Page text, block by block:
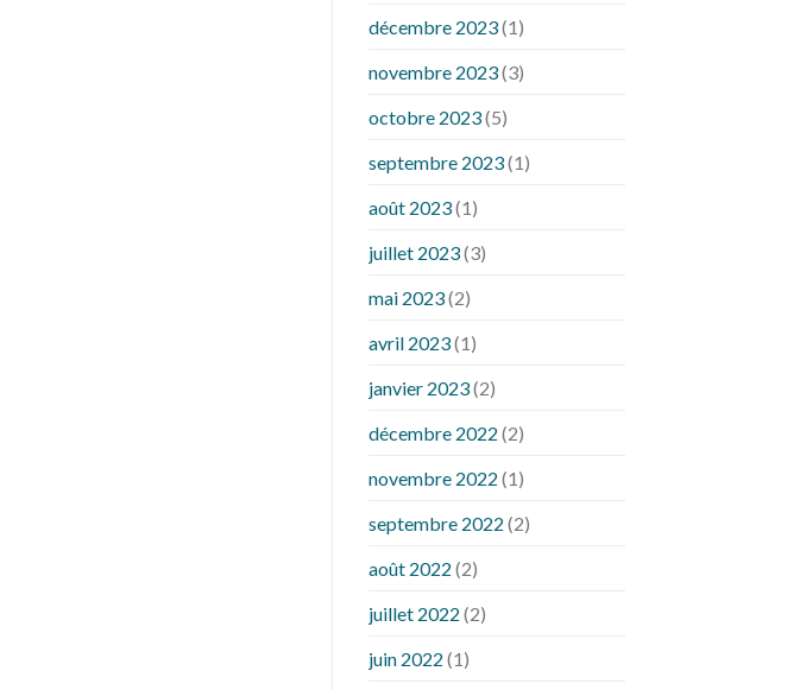
décembre 2023(1)
novembre 2023(3)
octobre 2023(5)
septembre 2023(1)
août 2023(1)
juillet 2023(3)
mai 2023(2)
avril 2023(1)
janvier 2023(2)
décembre 2022 (2)
novembre 2022 (1)
septembre 2022 (2)
août 2022 (2)
juillet 2022 (2)
juin 2022 (1)